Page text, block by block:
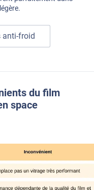
anti-froid
du film
space